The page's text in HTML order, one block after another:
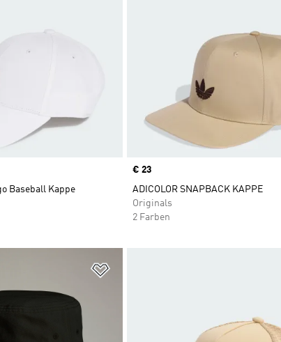
Baseball Kappe
Price
€ 23
ADICOLOR SNAPBACK KAPPE
Originals
2 Farben